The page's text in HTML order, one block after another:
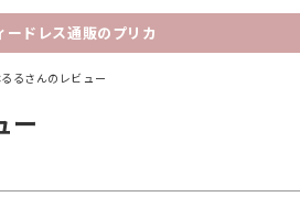
ードレス通販のプリカ
るるさんのレビュー
ー